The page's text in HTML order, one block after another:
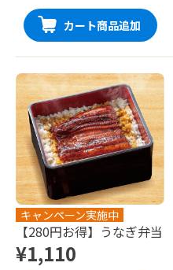
カート商品追加
キャンペーン実施中
【280円お得】うなぎ弁当
¥1,110